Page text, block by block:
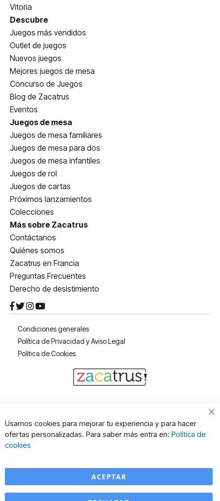
Vitoria
Descubre
Juegos más vendidos
Outlet de juegos
Nuevos juegos
Mejores juegos de mesa
Concurso de Juegos
Blog de Zacatrus
Eventos
Juegos de mesa
Juegos de mesa familiares
Juegos de mesa para dos
Juegos de mesa infantiles
Juegos de rol
Juegos de cartas
Próximos lanzamientos
Colecciones
Más sobre Zacatrus
Contáctanos
Quiénes somos
Zacatrus en Francia
Preguntas Frecuentes
Derecho de desistimiento
Condiciones generales
Política de Privacidad y Aviso Legal
Política de Cookies
Usamos cookies para mejorar tu experiencia y para hacer
ofertas personalizadas. Para saber más entra en: Política de
cookies
ACEPTAR